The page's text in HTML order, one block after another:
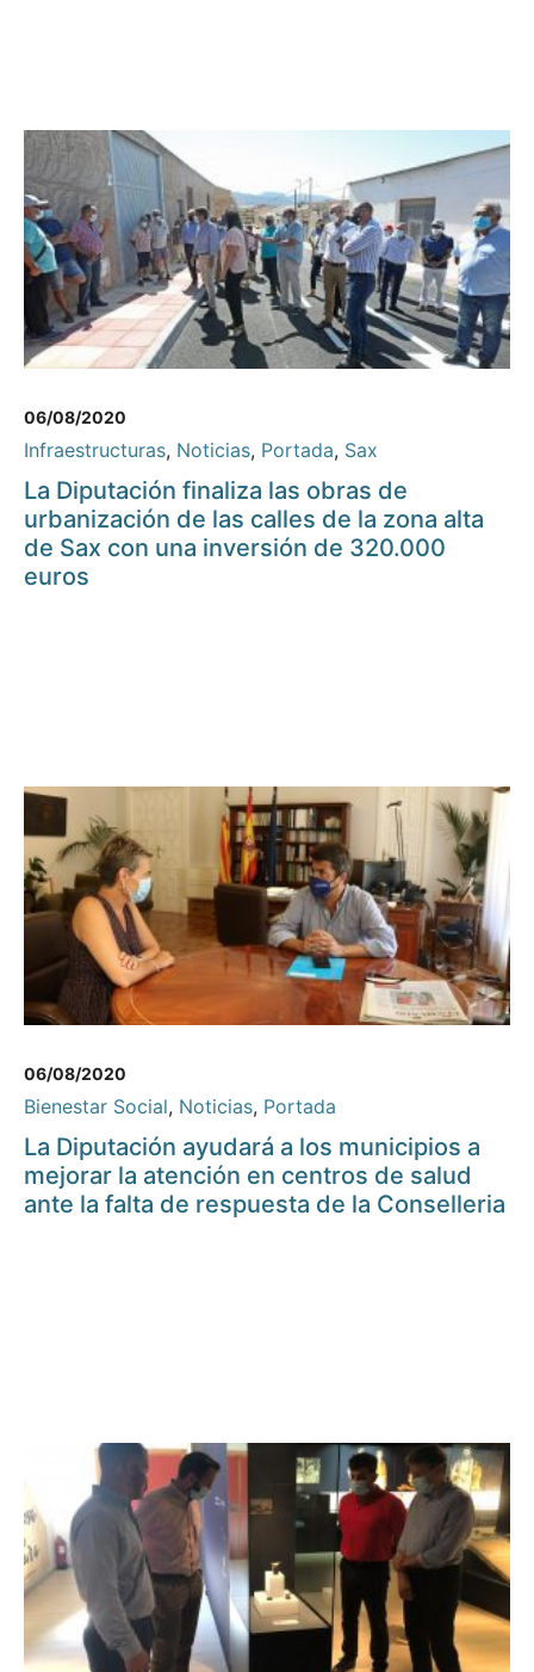
06/08/2020
Infraestructuras, Noticias, Portada, Sax
La Diputación finaliza las obras de
urbanización de las calles de la zona alta
de Sax con una inversión de 320.000
euros
06/08/2020
Bienestar Social, Noticias, Portada
La Diputación ayudará a los municipios a
mejorar la atención en centros de salud
ante la falta de respuesta de la Conselleria